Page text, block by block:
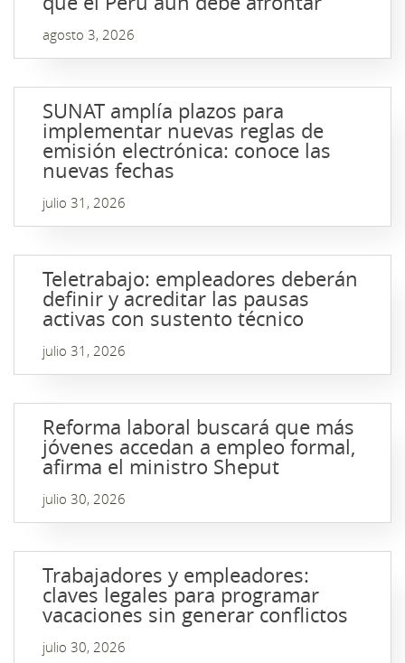
agosto 3, 2026
SUNAT amplía plazos para
implementar nuevas reglas de
emisión electrónica: conoce las
nuevas fechas
julio 31, 2026
Teletrabajo: empleadores deberán
definir y acreditar las pausas
activas con sustento técnico
julio 31, 2026
Reforma laboral buscará que más
jóvenes accedan a empleo formal,
afirma el ministro Sheput
julio 30, 2026
Trabajadores y empleadores:
claves legales para programar
vacaciones sin generar conflictos
julio 30, 2026